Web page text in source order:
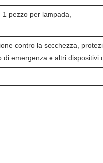
pezzo per lampada,
contro la secchezza,
emergenza e altri dispositivi